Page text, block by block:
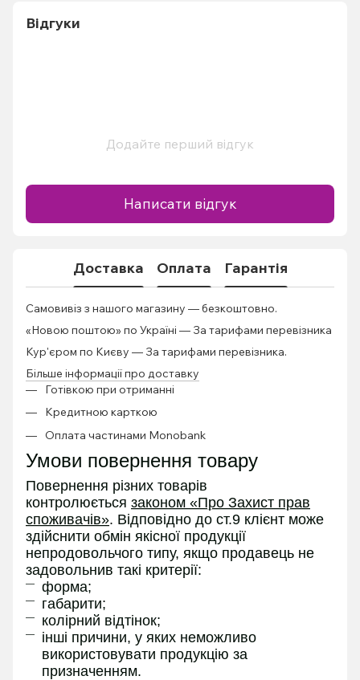
Відгуки
Додайте перший відгук
Написати відгук
Доставка Оплата Гарантія
Самовивіз з нашого магазину — безкоштовно.
«Новою поштою» по Україні — За тарифами перевізника
Кур'єром по Києву — За тарифами перевізника.
Більше інформації про доставку
Готівкою при отриманні
Кредитною карткою
Оплата частинами Monobank
Умови повернення товару
Повернення різних товарів
контролюється законом «Про Захист прав
споживачів». Відповідно до ст.9 клієнт може
здійснити обмін якісної продукції
непродовольчого типу, якщо продавець не
задовольнив такі критерії:
форма;
габарити;
колірний відтінок;
інші причини, у яких неможливо
використовувати продукцію за
призначенням.